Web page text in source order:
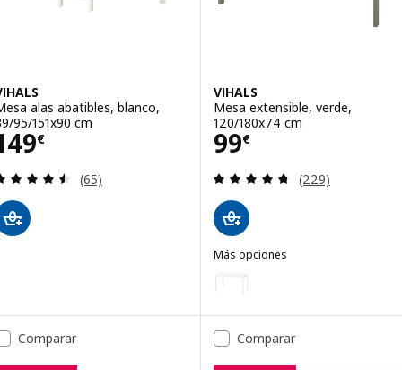
alas abatibles, blanco,
95/151x90 cm
€ 149€
Revisa: 4.5 de 5 estrellas. Total opiniones:
(65)
VIHALS
Mesa extensible, verde,
120/180x74 cm
99€
Precio 99€
Revisa: 4.7 de
(229)
Más opciones
Opción: VIHALS, Mesa
Comparar Comparar